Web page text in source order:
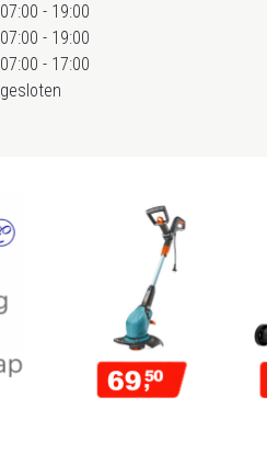
07:00 - 19:00
07:00 - 19:00
07:00 - 17:00
gesloten